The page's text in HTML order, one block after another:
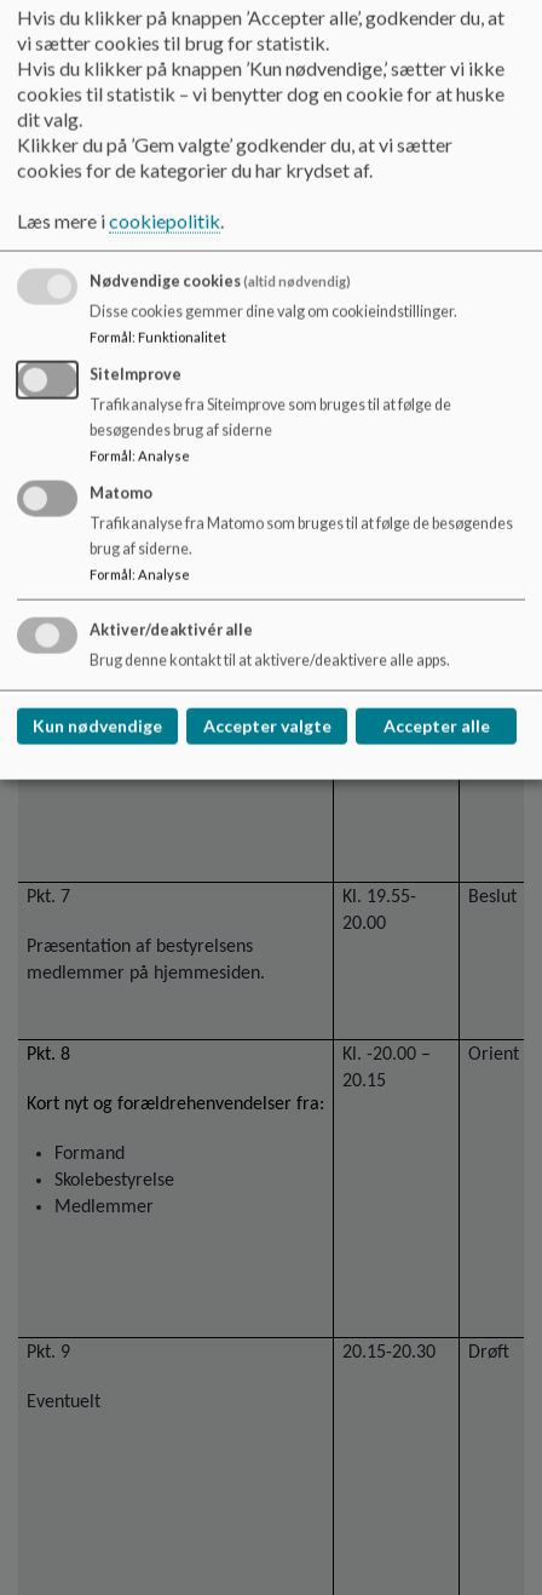
Pkt. 6
Orientering fra skolen og SFO
19.40 -19.55
Pkt. 7
Præsentation af bestyrelsens
medlemmer på hjemmesiden.
Kl. 19.55-
20.00
Beslut
Pkt. 8
Kort nyt og forældrehenvendelser fra:
Formand
Skolebestyrelse
Medlemmer
Kl. -20.00 –
20.15
Orient
Pkt. 9
Eventuelt
20.15-20.30 Drøft
Hvis du klikker på knappen ’Accepter alle’, godkender du, at
vi sætter cookies til brug for statistik.
Hvis du klikker på knappen ’Kun nødvendige,’ sætter vi ikke
cookies til statistik – vi benytter dog en cookie for at huske
dit valg.
Klikker du på ’Gem valgte’ godkender du, at vi sætter
cookies for de kategorier du har krydset af.
Læs mere icookiepolitik.
Nødvendige cookies(altid nødvendig)
Disse cookies gemmer dine valg om cookieindstillinger.
Formål: Funktionalitet
SiteImprove
Trafikanalyse fra Siteimprove som bruges til at følge de
besøgendes brug af siderne
Formål: Analyse
Matomo
Trafikanalyse fra Matomo som bruges til at følge de besøgendes
brug af siderne.
Formål: Analyse
Aktiver/deaktivér alle
Brug denne kontakt til at aktivere/deaktivere alle apps.
Kun nødvendige Accepter valgte Accepter alle